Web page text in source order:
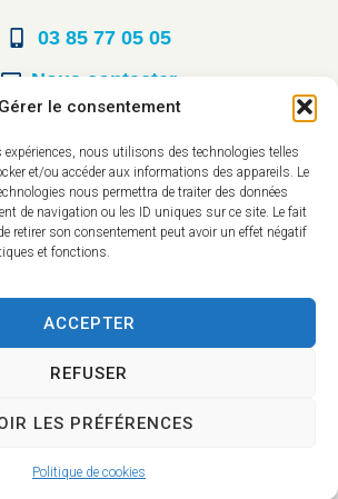
Gérer le consentement
expériences, nous utilisons des technologies telles
et/ou accéder aux informations des appareils. Le
nous permettra de traiter des données
de navigation ou les ID uniques sur ce site. Le fait
retirer son consentement peut avoir un effet négatif
et fonctions.
ACCEPTER
REFUSER
LES PRÉFÉRENCES
Politique de cookies
03 85 77 05 05
Nous contacter
lundi au vendredi :
8h30 à 12h00
© - Propulsé par Utopia